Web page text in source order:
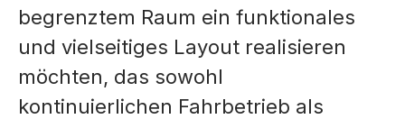
begrenztem Raum ein funktionales
und vielseitiges Layout realisieren
möchten, das sowohl
kontinuierlichen Fahrbetrieb als